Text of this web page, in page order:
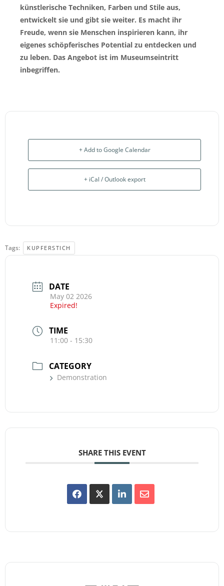
künstlerische Techniken, Farben und Stile aus,
entwickelt sie und gibt sie weiter. Es macht ihr
Freude, wenn sie Menschen inspirieren kann, ihr
eigenes schöpferisches Potential zu entdecken und
zu leben. Das Angebot ist im Museumseintritt
inbegriffen.
+ Add to Google Calendar
+ iCal / Outlook export
Tags: KUPFERSTICH
DATE
May 02 2026
Expired!
TIME
11:00 - 15:30
CATEGORY
Demonstration
SHARE THIS EVENT